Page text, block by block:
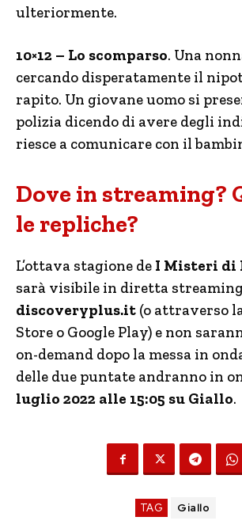
ulteriormente.
10×12 – Lo scomparso. Una
cercando disperatamente il
rapito. Un giovane uomo si
polizia dicendo di avere degli
riesce a comunicare con il
Dove in streaming?
le repliche?
L’ottava stagione de I Misteri di
sarà visibile in diretta
discoveryplus.it (o attraverso
Store o Google Play) e non
on-demand dopo la messa in
delle due puntate andranno in
luglio 2022 alle 15:05 su Giallo.
TAG Giallo